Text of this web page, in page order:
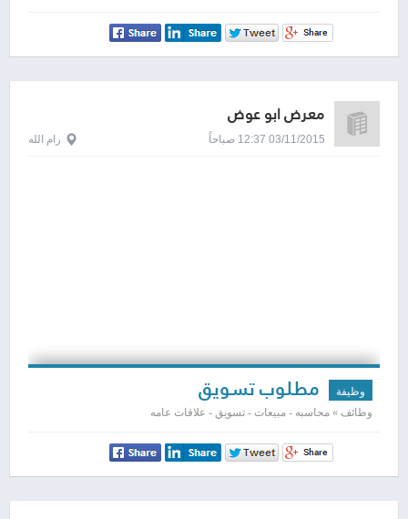
معرض ابو عوض
03/11/2015 12:37 صباحاً رام الله
وظيفة مطلوب تسويق
وظائف » محاسبه - مبيعات - تسويق - علاقات عامه